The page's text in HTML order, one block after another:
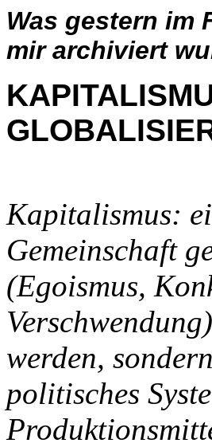
Was gestern im
mir archiviert
Kapitalismus:
Gemeinschaft
(Egoismus,
werden,
politisches